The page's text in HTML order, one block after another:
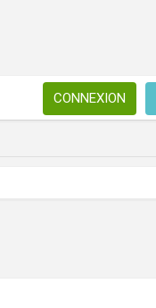
CONNEXION